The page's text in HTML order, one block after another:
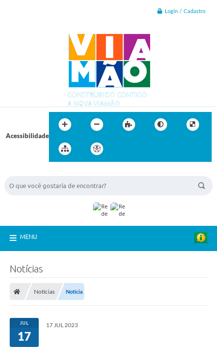
Login / Cadastro
Acessibilidade
MENU
Notícias
Notícias Notícia
JUL
17
17 JUL 2023